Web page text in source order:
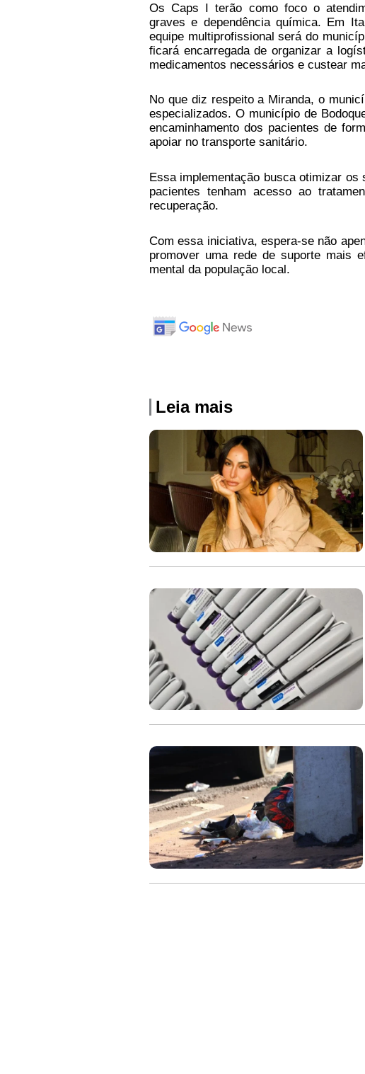
Os Caps I terão como foco o
graves e dependência química. Em
equipe multiprofissional será do
ficará encarregada de organizar a
medicamentos necessários e custear
No que diz respeito a Miranda, o
especializados. O município de
encaminhamento dos pacientes de
apoiar no transporte sanitário.
Essa implementação busca otimizar
pacientes tenham acesso ao
recuperação.
Com essa iniciativa, espera-se não
promover uma rede de suporte mais
mental da população local.
Leia mais